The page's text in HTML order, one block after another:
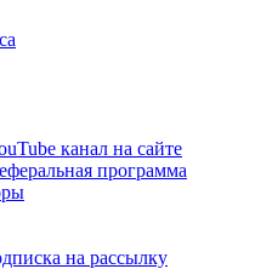
канал на сайте
программа
на рассылку